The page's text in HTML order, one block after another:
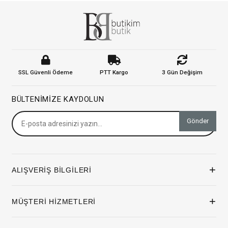
SSL Güvenli Ödeme PTT Kargo 3 Gün Değişim
BÜLTENIMIZE KAYDOLUN
Gönder
ALIŞVERİŞ BİLGİLERİ +
MÜŞTERİ HİZMETLERİ +